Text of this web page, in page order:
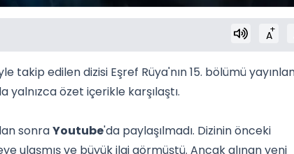
A+
takip edilen dizisi Eşref Rüya'nın 15. bölümü
yalnızca özet içerikle karşılaştı.
sonraYoutube'da paylaşılmadı. Dizinin önceki
ulaşmış ve büyük ilgi görmüştü. Ancak alınan yeni